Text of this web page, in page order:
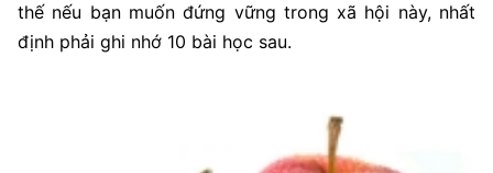
thế nếu bạn muốn đứng vững trong xã hội này, nhất
định phải ghi nhớ 10 bài học sau.